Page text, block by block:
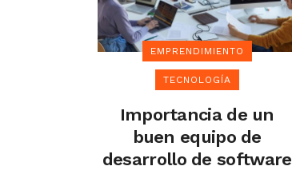
EMPRENDIMIENTO
TECNOLOGÍA
Importancia de un
buen equipo de
desarrollo de software